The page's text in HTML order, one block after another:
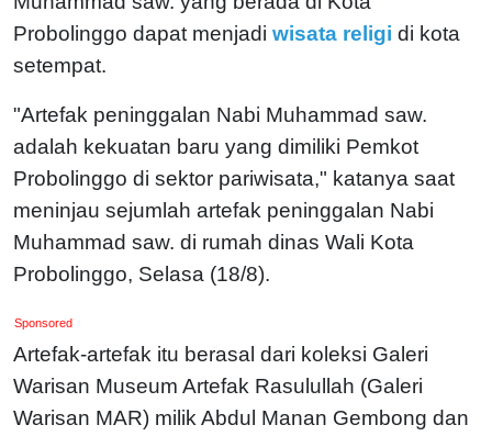
Probolinggo dapat menjadi wisata religi di kota
setempat.
"Artefak peninggalan Nabi Muhammad saw.
adalah kekuatan baru yang dimiliki Pemkot
Probolinggo di sektor pariwisata," katanya saat
meninjau sejumlah artefak peninggalan Nabi
Muhammad saw. di rumah dinas Wali Kota
Probolinggo, Selasa (18/8).
Sponsored
Artefak-artefak itu berasal dari koleksi Galeri
Warisan Museum Artefak Rasulullah (Galeri
Warisan MAR) milik Abdul Manan Gembong dan